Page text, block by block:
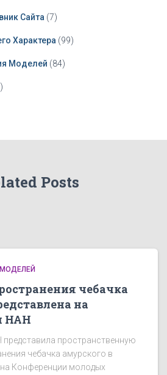
Сайта (7)
Характера (99)
Моделей (84)
Posts
чебачка
на
НАН
пространственную
чебачка амурского в
Конференции молодых